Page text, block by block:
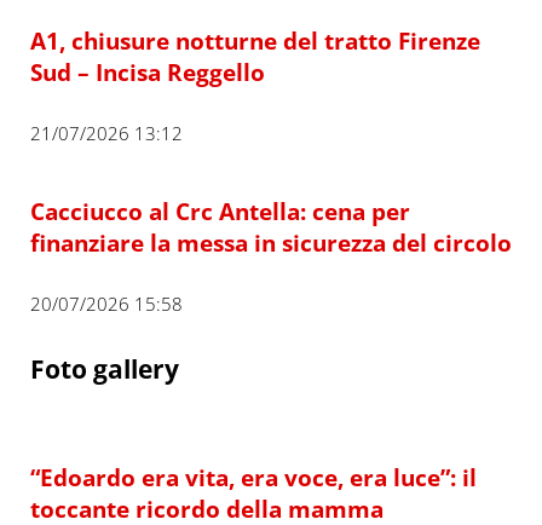
A1, chiusure notturne del tratto Firenze
Sud – Incisa Reggello
21/07/2026 13:12
Cacciucco al Crc Antella: cena per
finanziare la messa in sicurezza del circolo
20/07/2026 15:58
Foto gallery
“Edoardo era vita, era voce, era luce”: il
toccante ricordo della mamma